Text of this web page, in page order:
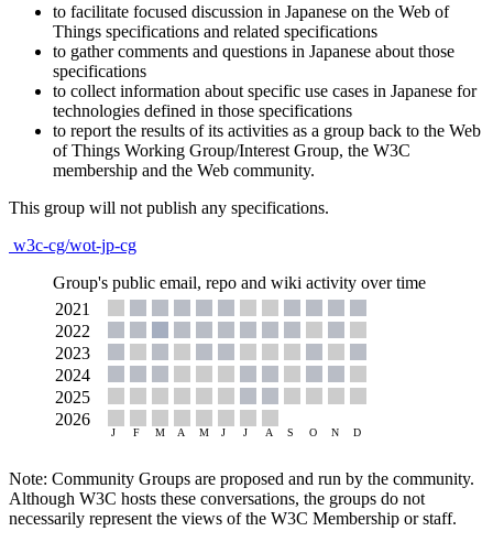
to facilitate focused discussion in Japanese on the Web of
Things specifications and related specifications
to gather comments and questions in Japanese about those
specifications
to collect information about specific use cases in Japanese for
technologies defined in those specifications
to report the results of its activities as a group back to the Web
of Things Working Group/Interest Group, the W3C
membership and the Web community.
This group will not publish any specifications.
w3c-cg/wot-jp-cg
Group's public email, repo and wiki activity over time
Note: Community Groups are proposed and run by the community.
Although W3C hosts these conversations, the groups do not
necessarily represent the views of the W3C Membership or staff.